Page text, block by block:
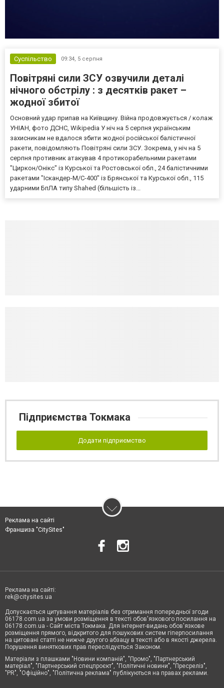
Суспільство 09:34, 5 серпня
Повітряні сили ЗСУ озвучили деталі
нічного обстрілу : з десятків ракет –
жодної збитої
Основний удар припав на Київщину. Війна продовжується / колаж
УНІАН, фото ДСНС, Wikipedia У ніч на 5 серпня українським
захисникам не вдалося збити жодної російської балістичної
ракети, повідомляють Повітряні сили ЗСУ. Зокрема, у ніч на 5
серпня противник атакував 4 протикорабельними ракетами
"Циркон/Онікс" із Курської та Ростовської обл., 24 балістичними
ракетами "Іскандер-М/С-400" із Брянської та Курської обл., 115
ударними БпЛА типу Shahed (більшість із...
Підприємства Токмака
Додати підприємство
Реклама на сайті
Франшиза "CitySites"
Реклама на сайті:
rek@citysites.ua
Допускається цитування матеріалів без отримання попередньої згоди
06178.com.ua за умови розміщення в тексті обов'язкового посилання на
06178.com.ua - Сайт міста Токмака. Для інтернет-видань обов'язкове
розміщення прямого, відкритого для пошукових систем гіперпосилання
на цитовані статті не нижче другого абзацу в тексті або в якості джерела.
Порушення виняткових прав переслідується Законом.
Матеріали з плашками "Новини компаній", "Промо", "Партнерський
матеріал", "Партнерський спецпроєкт", "Політичні новини", "Пресреліз",
"PR", "Офіційно", "Політична реклама" публікуються на правах реклами.